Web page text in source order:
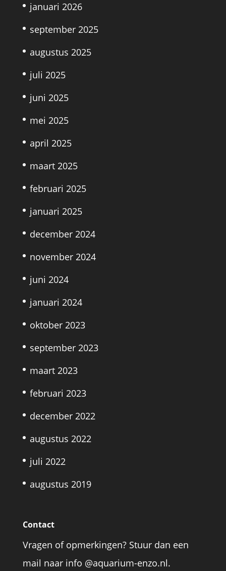
januari 2026
september 2025
augustus 2025
juli 2025
juni 2025
mei 2025
april 2025
maart 2025
februari 2025
januari 2025
december 2024
november 2024
juni 2024
januari 2024
oktober 2023
september 2023
maart 2023
februari 2023
december 2022
augustus 2022
juli 2022
augustus 2019
Contact
Vragen of opmerkingen? Stuur dan een
mail naar info @aquarium-enzo.nl.